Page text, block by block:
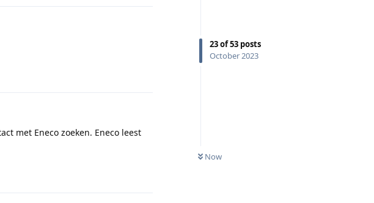
23of53 posts
October 2023
Now
met Eneco zoeken. Eneco leest